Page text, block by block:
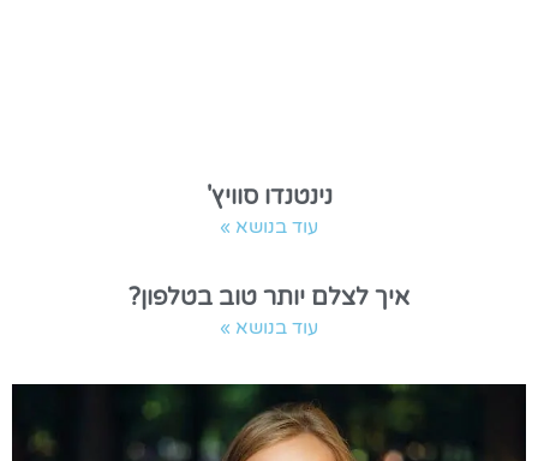
נינטנדו סוויץ'
עוד בנושא »
איך לצלם יותר טוב בטלפון?
עוד בנושא »